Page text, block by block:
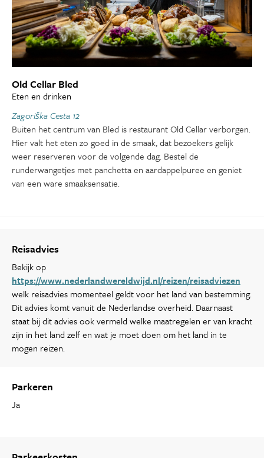
Old Cellar Bled
Eten en drinken
Zagoriška Cesta 12
Buiten het centrum van Bled is restaurant Old Cellar verborgen.
Hier valt het eten zo goed in de smaak, dat bezoekers gelijk
weer reserveren voor de volgende dag. Bestel de
runderwangetjes met panchetta en aardappelpuree en geniet
van een ware smaaksensatie.
Reisadvies
Bekijk op
https://www.nederlandwereldwijd.nl/reizen/reisadviezen
welk reisadvies momenteel geldt voor het land van bestemming.
Dit advies komt vanuit de Nederlandse overheid. Daarnaast
staat bij dit advies ook vermeld welke maatregelen er van kracht
zijn in het land zelf en wat je moet doen om het land in te
mogen reizen.
Parkeren
Ja